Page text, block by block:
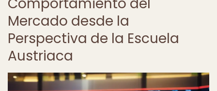
Mercado desde la
Perspectiva de la Escuela
Austriaca